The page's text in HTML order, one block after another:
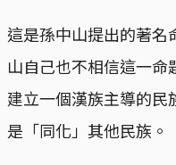
這是孫中山提出的著
山自己也不相信這一
建立一個漢族主導的民
是「同化」其他民族。